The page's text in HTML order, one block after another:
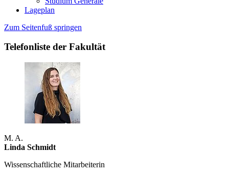
Lageplan
Zum Seitenfuß springen
Telefonliste der Fakultät
M. A.
Linda Schmidt
Wissenschaftliche Mitarbeiterin